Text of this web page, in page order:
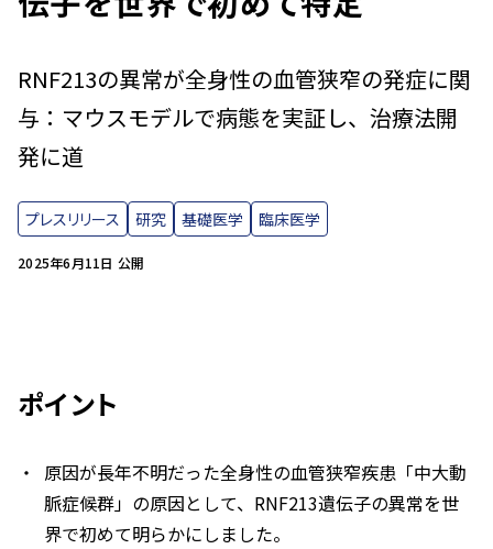
2025年6月11日 公開
RNF213の異常が全身性の血管狭窄の発症に関
与：マウスモデルで病態を実証し、治療法開
発に道
プレスリリース 研究 基礎医学 臨床医学
ポイント
原因が長年不明だった全身性の血管狭窄疾患「中大動
脈症候群」の原因として、 RNF213遺伝子の異常を世
界で初めて明らかにしました。